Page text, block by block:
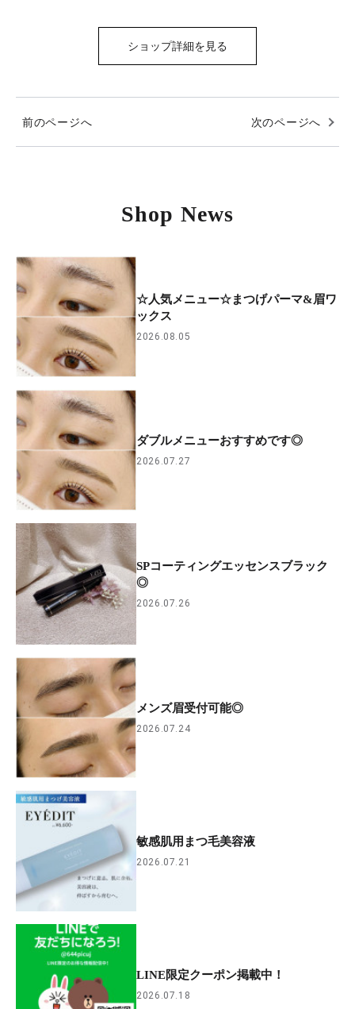
ショップ詳細を見る
前のページへ 次のページへ
Shop News
☆人気メニュー☆まつげパーマ&眉ワ
ックス
2026.08.05
ダブルメニューおすすめです◎
2026.07.27
SPコーティングエッセンスブラック
◎
2026.07.26
メンズ眉受付可能◎
2026.07.24
敏感肌用まつ毛美容液
2026.07.21
LINE限定クーポン掲載中！
2026.07.18